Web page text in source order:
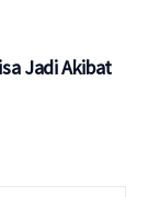
Jadi Akibat